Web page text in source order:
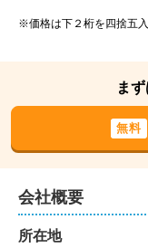
状態: 更地
2,100
千葉県袖ヶ浦市
※価格は下２桁を四捨五入
ま
無料
会社概要
所在地